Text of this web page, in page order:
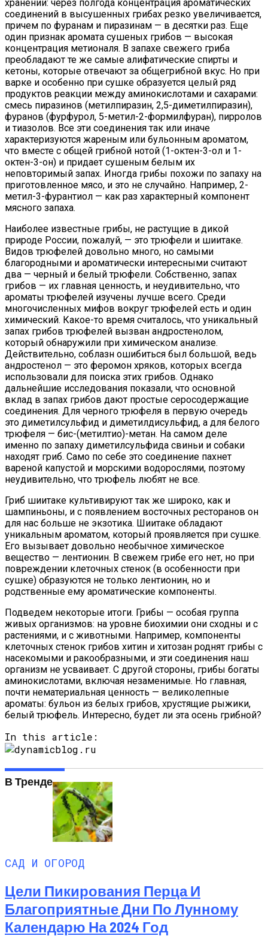
хранении: через полгода концентрация ароматических
соединений в высушенных грибах резко увеличивается,
причем по фуранам и пиразинам — в десятки раз. Еще
один признак аромата сушеных грибов — высокая
концентрация метионаля. В запахе свежего гриба
преобладают те же самые алифатические спирты и
кетоны, которые отвечают за общегрибной вкус. Но при
варке и особенно при сушке образуется целый ряд
продуктов реакции между аминокислотами и сахарами:
смесь пиразинов (метилпиразин, 2,5-диметилпиразин),
фуранов (фурфурол, 5-метил-2-формилфуран), пирролов
и тиазолов. Все эти соединения так или иначе
характеризуются жареным или бульонным ароматом,
что вместе с общей грибной нотой (1-октен-3-ол и 1-
октен-3-он) и придает сушеным белым их
неповторимый запах. Иногда грибы похожи по запаху на
приготовленное мясо, и это не случайно. Например, 2-
метил-3-фурантиол — как раз характерный компонент
мясного запаха.
Наиболее известные грибы, не растущие в дикой
природе России, пожалуй, — это трюфели и шиитаке.
Видов трюфелей довольно много, но самыми
благородными и ароматически интересными считают
два — черный и белый трюфели. Собственно, запах
грибов — их главная ценность, и неудивительно, что
ароматы трюфелей изучены лучше всего. Среди
многочисленных мифов вокруг трюфелей есть и один
химический. Какое-то время считалось, что уникальный
запах грибов трюфелей вызван андростенолом,
который обнаружили при химическом анализе.
Действительно, соблазн ошибиться был большой, ведь
андростенол — это феромон хряков, которых всегда
использовали для поиска этих грибов. Однако
дальнейшие исследования показали, что основной
вклад в запах грибов дают простые серосодержащие
соединения. Для черного трюфеля в первую очередь
это диметилсульфид и диметилдисульфид, а для белого
трюфеля — бис-(метилтио)-метан. На самом деле
именно по запаху диметилсульфида свиньи и собаки
находят гриб. Само по себе это соединение пахнет
вареной капустой и морскими водорослями, поэтому
неудивительно, что трюфель любят не все.
Гриб шиитаке культивируют так же широко, как и
шампиньоны, и с появлением восточных ресторанов он
для нас больше не экзотика. Шиитаке обладают
уникальным ароматом, который проявляется при сушке.
Его вызывает довольно необычное химическое
вещество — лентионин. В свежем грибе его нет, но при
повреждении клеточных стенок (в особенности при
сушке) образуются не только лентионин, но и
родственные ему ароматические компоненты.
Подведем некоторые итоги. Грибы — особая группа
живых организмов: на уровне биохимии они сходны и с
растениями, и с животными. Например, компоненты
клеточных стенок грибов хитин и хитозан роднят грибы с
насекомыми и ракообразными, и эти соединения наш
организм не усваивает. С другой стороны, грибы богаты
аминокислотами, включая незаменимые. Но главная,
почти нематериальная ценность — великолепные
ароматы: бульон из белых грибов, хрустящие рыжики,
белый трюфель. Интересно, будет ли эта осень грибной?
In this article:
В Тренде
САД И ОГОРОД
Цели Пикирования Перца И
Благоприятные Дни По Лунному
Календарю На 2024 Год